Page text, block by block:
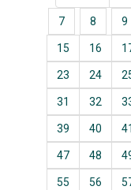
7 8 9
15 16
23 24
31 32
39 40 41
47 48
55 56